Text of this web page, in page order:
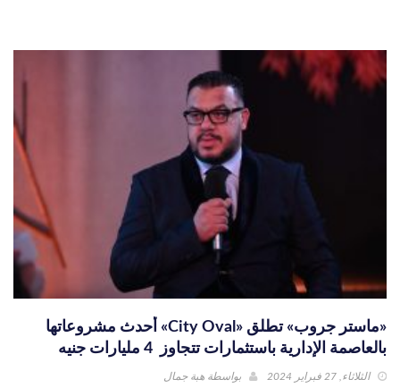
«ماستر جروب» تطلق «City Oval» أحدث مشروعاتها
بالعاصمة الإدارية باستثمارات تتجاوز 4 مليارات جنيه
الثلاثاء, 27 فبراير 2024 بواسطة هبة جمال